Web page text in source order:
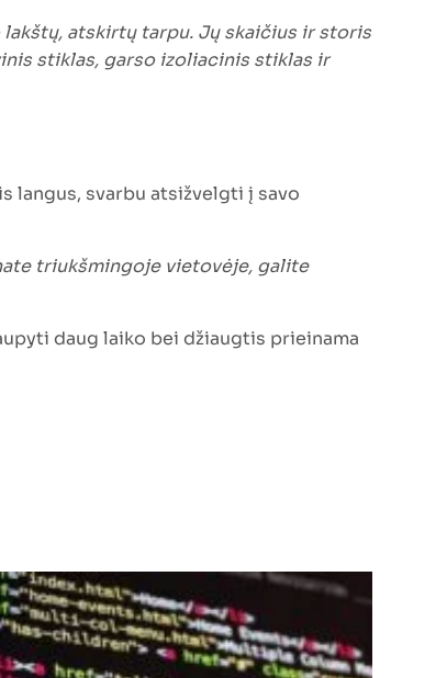
atskirtų tarpu. Jų skaičius ir storis
stiklas, garso izoliacinis stiklas ir
langus, svarbu atsižvelgti į savo
triukšmingoje vietovėje, galite
daug laiko bei džiaugtis prieinama